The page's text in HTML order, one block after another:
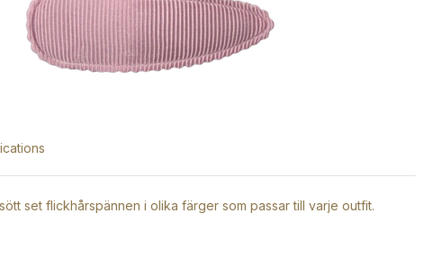
set flickhårspännen i olika färger som passar till varje outfit.